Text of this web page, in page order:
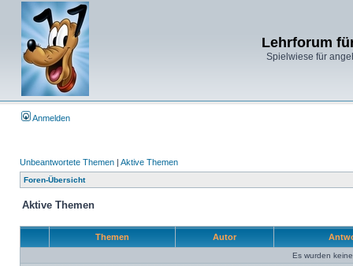
Lehrforum
Spielwiese für
Anmelden
Unbeantwortete Themen | Aktive Themen
Foren-Übersicht
Aktive Themen
Themen Autor
Es wurden